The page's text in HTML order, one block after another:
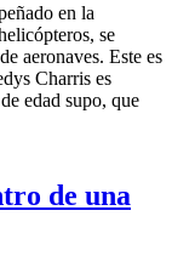
en la
se
aeronaves. Este es
Charris es
edad supo, que
de una